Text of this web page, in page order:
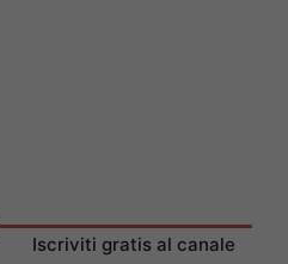
Iscriviti gratis al canale